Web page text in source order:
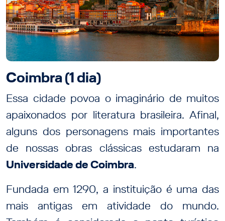
Coimbra (1 dia)
Essa cidade povoa o imaginário de muitos
apaixonados por literatura brasileira. Afinal,
alguns dos personagens mais importantes
de nossas obras clássicas estudaram na
Universidade de Coimbra.
Fundada em 1290, a instituição é uma das
mais antigas em atividade do mundo.